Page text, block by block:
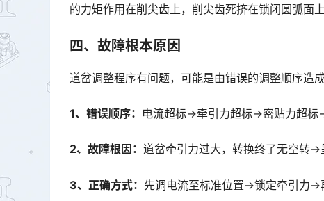
的力矩作用在削尖齿上，削尖齿死挤在锁闭圆弧面
四、故障根本原因
道岔调整程序有问题，可能是由错误的调整顺序造成
1、错误顺序： 电流超标→牵引力超标→密贴力超标
2、故障根因： 道岔牵引力过大，转换终了无空转→
3、正确方式： 先调电流至标准位置→锁定牵引力→